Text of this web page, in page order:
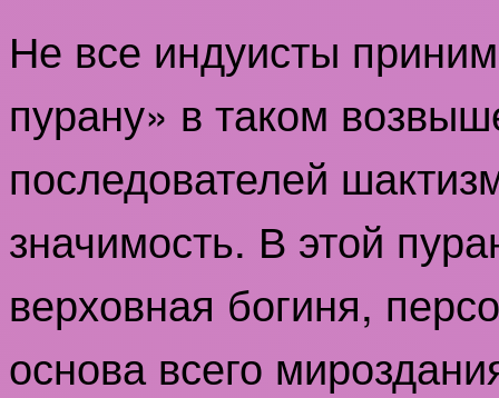
Не все индуисты
пурану» в таком
последователей
значимость. В этой
верховная богиня,
основа всего